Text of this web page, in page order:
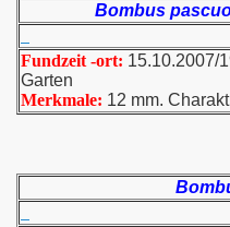
Bombus
Fundzeit -ort: 15.10.2007/
Garten
Merkmale: 12 mm.